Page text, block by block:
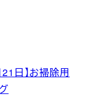
日】お掃除用